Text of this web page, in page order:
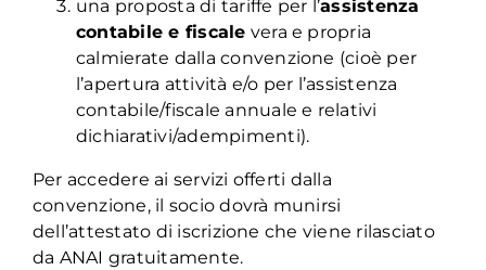
una proposta di tariffe per l’assistenza
contabile e fiscale vera e propria
calmierate dalla convenzione (cioè per
l’apertura attività e/o per l’assistenza
contabile/fiscale annuale e relativi
dichiarativi/adempimenti).
Per accedere ai servizi offerti dalla
convenzione, il socio dovrà munirsi
dell’attestato di iscrizione che viene rilasciato
da ANAI gratuitamente.